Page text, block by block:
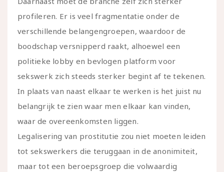
profileren. Er is veel fragmentatie onder de
verschillende belangengroepen, waardoor de
boodschap versnipperd raakt, alhoewel een
politieke lobby en bevlogen platform voor
sekswerk zich steeds sterker begint af te tekenen.
In plaats van naast elkaar te werken is het juist nu
belangrijk te zien waar men elkaar kan vinden,
waar de overeenkomsten liggen.
Legalisering van prostitutie zou niet moeten leiden
tot sekswerkers die teruggaan in de anonimiteit,
maar tot een beroepsgroep die volwaardig